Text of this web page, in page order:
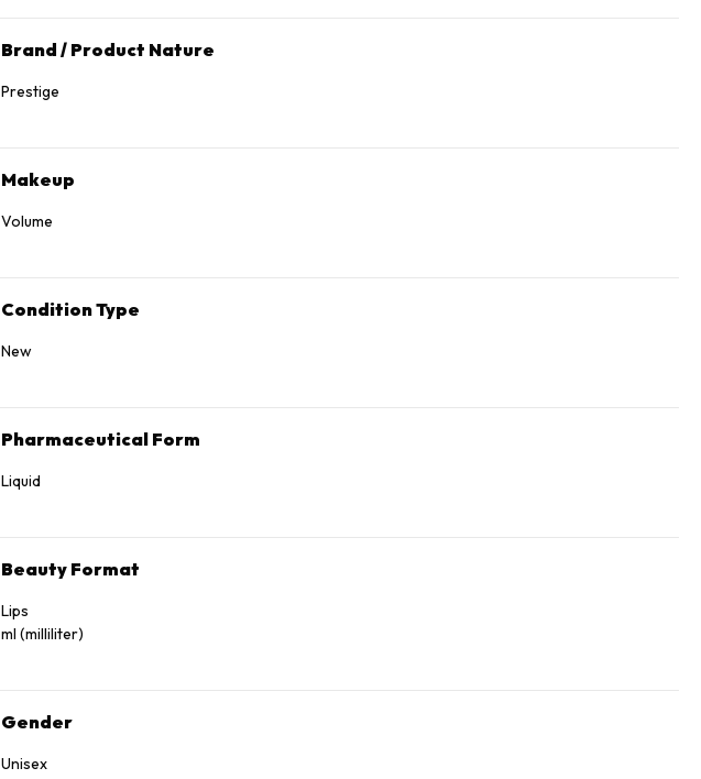
Brand / Product Nature
Prestige
Makeup
Volume
Condition Type
New
Pharmaceutical Form
Liquid
Beauty Format
Lips
ml (milliliter)
Gender
Unisex